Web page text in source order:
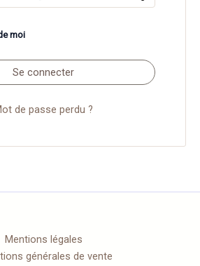
moi
Se connecter
de passe perdu ?
Mentions légales
générales de vente